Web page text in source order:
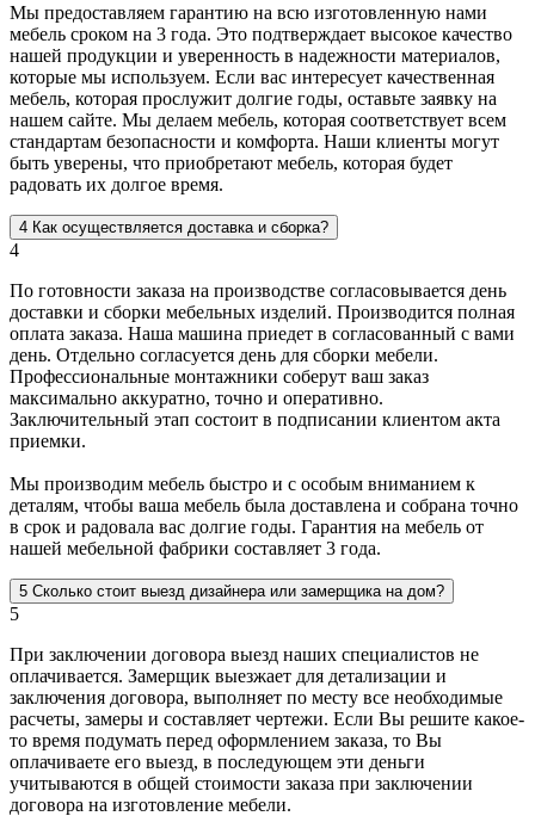
Мы предоставляем гарантию на всю изготовленную нами
мебель сроком на 3 года. Это подтверждает высокое качество
нашей продукции и уверенность в надежности материалов,
которые мы используем. Если вас интересует качественная
мебель, которая прослужит долгие годы, оставьте заявку на
нашем сайте. Мы делаем мебель, которая соответствует всем
стандартам безопасности и комфорта. Наши клиенты могут
быть уверены, что приобретают мебель, которая будет
радовать их долгое время.
4 Как осуществляется доставка и сборка?
4
По готовности заказа на производстве согласовывается день
доставки и сборки мебельных изделий. Производится полная
оплата заказа. Наша машина приедет в согласованный с вами
день. Отдельно согласуется день для сборки мебели.
Профессиональные монтажники соберут ваш заказ
максимально аккуратно, точно и оперативно.
Заключительный этап состоит в подписании клиентом акта
приемки.
Мы производим мебель быстро и с особым вниманием к
деталям, чтобы ваша мебель была доставлена и собрана точно
в срок и радовала вас долгие годы. Гарантия на мебель от
нашей мебельной фабрики составляет 3 года.
5 Сколько стоит выезд дизайнера или замерщика на дом?
5
При заключении договора выезд наших специалистов не
оплачивается. Замерщик выезжает для детализации и
заключения договора, выполняет по месту все необходимые
расчеты, замеры и составляет чертежи. Если Вы решите какое-
то время подумать перед оформлением заказа, то Вы
оплачиваете его выезд, в последующем эти деньги
учитываются в общей стоимости заказа при заключении
договора на изготовление мебели.